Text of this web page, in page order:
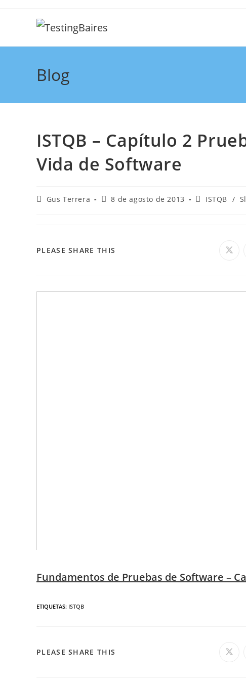
Blog
ISTQB – Capítulo 2
Vida de Software
Gus Terrera 8 de agosto de 2013 ISTQB /
PLEASE SHARE THIS
Fundamentos de Pruebas de Software –
ETIQUETAS: ISTQB
PLEASE SHARE THIS